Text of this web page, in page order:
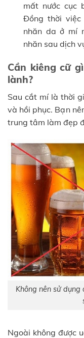
mất nước cục
Đồng thời
nhăn da ở mí
nhăn sau dịch
Cần kiêng cữ
lành?
Sau cắt mí là thời
và hồi phục. Bạn
trung tâm làm đẹp
Không nên sử dụng
Ngoài không được